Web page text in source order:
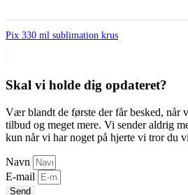
Pix 330 ml sublimation krus
Skal vi holde dig opdateret?
Vær blandt de første der får besked, når
tilbud og meget mere. Vi sender aldrig
kun når vi har noget på hjerte vi tror du
Navn
E-mail
Send